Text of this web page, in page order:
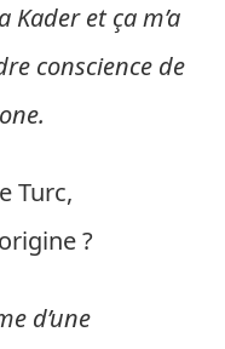
Kader et ça m’a
conscience de
Turc,
?
d’une